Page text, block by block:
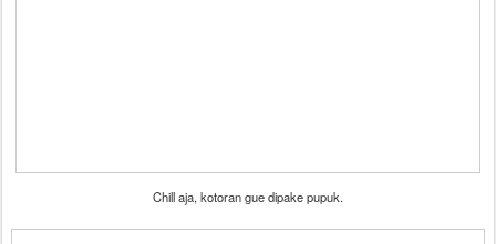
Chill aja, kotoran gue dipake pupuk.